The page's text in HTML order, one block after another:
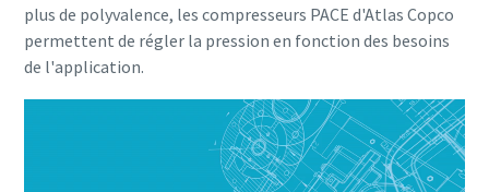
plus de polyvalence, les compresseurs PACE d'Atlas Copco
permettent de régler la pression en fonction des besoins
de l'application.